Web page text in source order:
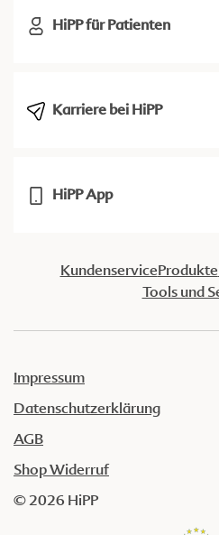
HiPP für Patienten
Karriere bei HiPP
HiPP App
KundenserviceProdukte
Tools und
Impressum
Datenschutzerklärung
AGB
Shop Widerruf
© 2026 HiPP